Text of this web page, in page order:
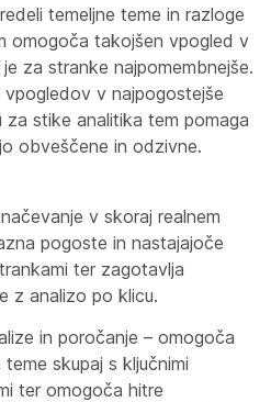
temeljne teme in razloge
omogoča takojšen vpogled v
za stranke najpomembnejše.
v najpogostejše
stike analitika tem pomaga
obveščene in odzivne.
v skoraj realnem
pogoste in nastajajoče
ter zagotavlja
z analizo po klicu.
in poročanje – omogoča
skupaj s ključnimi
ter omogoča hitre